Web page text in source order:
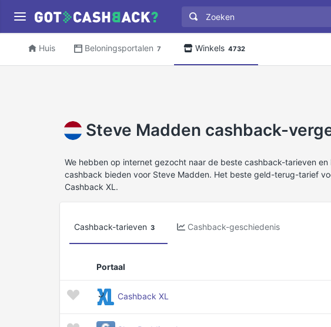
Huis Beloningsportalen 7 Winkels 4732
Steve Madden cashback-
We hebben op internet gezocht naar de beste cashback-tarieven
cashback bieden voor Steve Madden. Het beste geld-terug-tarief
Cashback XL.
Cashback-tarieven 3 Cashback-geschiedenis
Portaal
Cashback XL